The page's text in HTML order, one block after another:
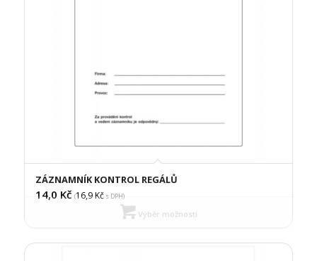
ZÁZNAMNÍK KONTROL REGÁLŮ
14,0 Kč (16,9Kčs DPH)
Výběr možností